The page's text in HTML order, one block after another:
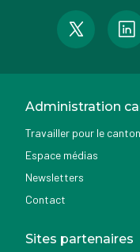
Administration
Travailler pour le canton
Espace médias
Newsletters
Contact
Sites partenaires